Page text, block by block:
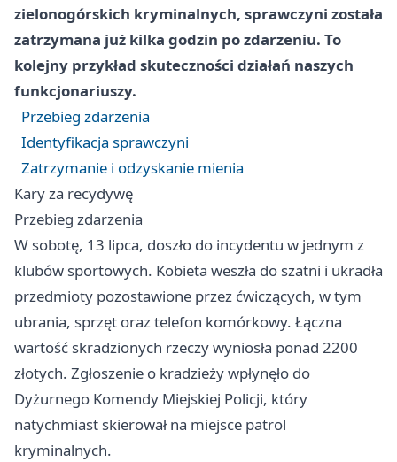
zielonogórskich kryminalnych, sprawczyni została
zatrzymana już kilka godzin po zdarzeniu. To
kolejny przykład skuteczności działań naszych
funkcjonariuszy.
Przebieg zdarzenia
Identyfikacja sprawczyni
Zatrzymanie i odzyskanie mienia
Kary za recydywę
Przebieg zdarzenia
W sobotę, 13 lipca, doszło do incydentu w jednym z
klubów sportowych. Kobieta weszła do szatni i ukradła
przedmioty pozostawione przez ćwiczących, w tym
ubrania, sprzęt oraz telefon komórkowy. Łączna
wartość skradzionych rzeczy wyniosła ponad 2200
złotych. Zgłoszenie o kradzieży wpłynęło do
Dyżurnego Komendy Miejskiej Policji, który
natychmiast skierował na miejsce patrol
kryminalnych.